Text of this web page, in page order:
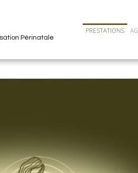
Périnatale
PRESTATIONS